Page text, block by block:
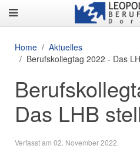
Home
Aktuelles
Berufskollegtag 2022 - Das
Das LHB
Verfasst am 02. November 2022